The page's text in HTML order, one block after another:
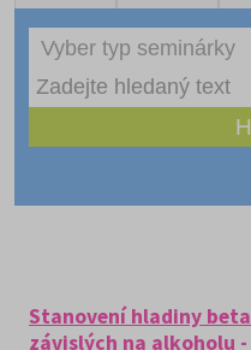
Stanovení hladiny
závislých na alkoholu